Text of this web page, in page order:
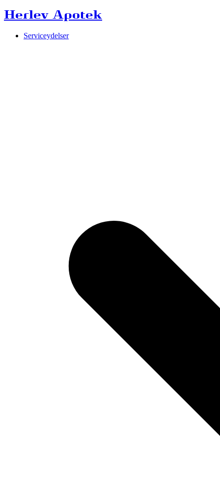
Herlev Apotek
Serviceydelser